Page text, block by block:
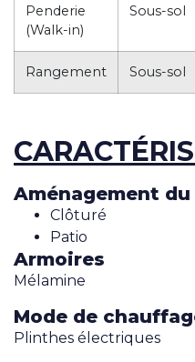
Penderie
(Walk-in)
Sous-sol
Rangement Sous-sol
Aménagement
Clôturé
Patio
Armoires
Mélamine
Mode de
Plinthes électriques